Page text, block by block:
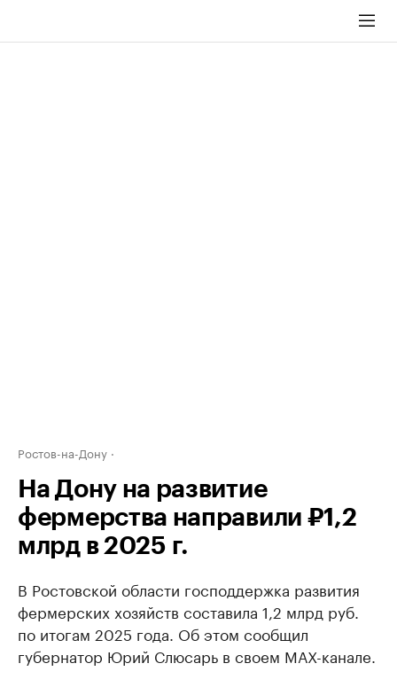
Ростов-на-Дону
На Дону на развитие
фермерства направили ₽1,2
млрд в 2025 г.
В Ростовской области господдержка развития
фермерских хозяйств составила 1,2 млрд руб.
по итогам 2025 года. Об этом сообщил
губернатор Юрий Слюсарь в своем МАХ-канале.